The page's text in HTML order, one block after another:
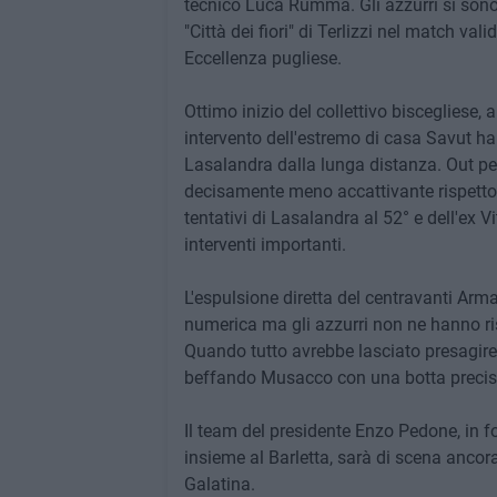
tecnico Luca Rumma. Gli azzurri si
"Città dei fiori" di Terlizzi nel match
Eccellenza pugliese.
Ottimo inizio del collettivo biscegliese,
intervento dell'estremo di casa Savut
Lasalandra dalla lunga distanza. Out
decisamente meno accattivante
tentativi di Lasalandra al 52° e dell'ex
interventi importanti.
L'espulsione diretta del centravanti
numerica ma gli azzurri non ne hanno
Quando tutto avrebbe lasciato
beffando Musacco con una botta
Il team del presidente Enzo Pedone, in
insieme al Barletta, sarà di scena
Galatina.